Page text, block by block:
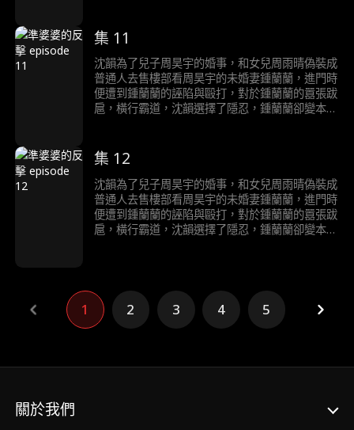
集 11
沈韻為了兒子周昊宇的婚事，和女兒周雨晴偽裝成
普通人去售樓部看周昊宇的未婚妻鍾蘭蘭，進門時
便遭到鍾蘭蘭的誣陷與毆打，對於鍾蘭蘭的囂張跋
扈，橫行霸道，沈韻選擇了隱忍，鍾蘭蘭卻變本加
集 12
沈韻為了兒子周昊宇的婚事，和女兒周雨晴偽裝成
普通人去售樓部看周昊宇的未婚妻鍾蘭蘭，進門時
便遭到鍾蘭蘭的誣陷與毆打，對於鍾蘭蘭的囂張跋
扈，橫行霸道，沈韻選擇了隱忍，鍾蘭蘭卻變本加
1 2 3 4 5
關於我們